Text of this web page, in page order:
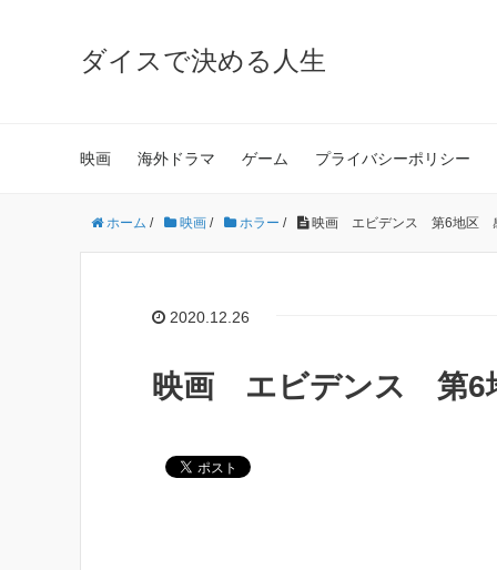
ダイスで決める人生
映画 海外ドラマ ゲーム プライバシーポリシー
ホーム / 映画 / ホラー / 映画 エビデンス 第6地区
2020.12.26
映画 エビデンス 第6